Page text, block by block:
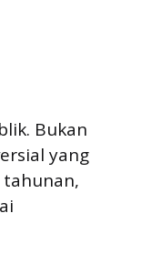
Bukan
yang